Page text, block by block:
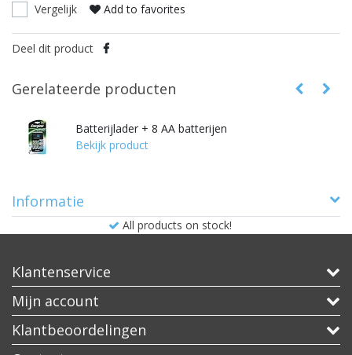
Vergelijk Add to favorites
Deel dit product
Gerelateerde producten
Batterijlader + 8 AA batterijen
Bekijk product
Informatie
All products on stock!
Klantenservice
Mijn account
Klantbeoordelingen